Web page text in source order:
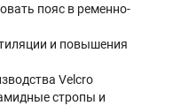
пояс в ременно-
и повышения
Velcro
стропы и